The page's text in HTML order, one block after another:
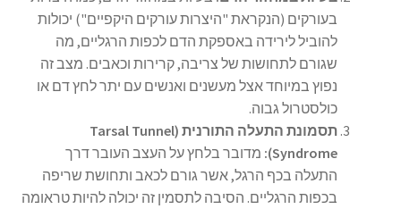
בעורקים (הנקראת "היצרות עורקים היקפיים") יכולות
להוביל לירידה באספקת הדם לכפות הרגליים, מה
שגורם לתחושות של צריבה, קרירות וכאבים. מצב זה
נפוץ במיוחד אצל מעשנים ואנשים עם יתר לחץ דם או
כולסטרול גבוה.
תסמונת התעלה התורנית (Tarsal Tunnel
Syndrome):
מדובר בלחץ על העצב העובר דרך
התעלה בכף הרגל, אשר גורם לכאב ותחושת שריפה
בכפות הרגליים. הסיבה לתסמין זה יכולה להיות טראומה